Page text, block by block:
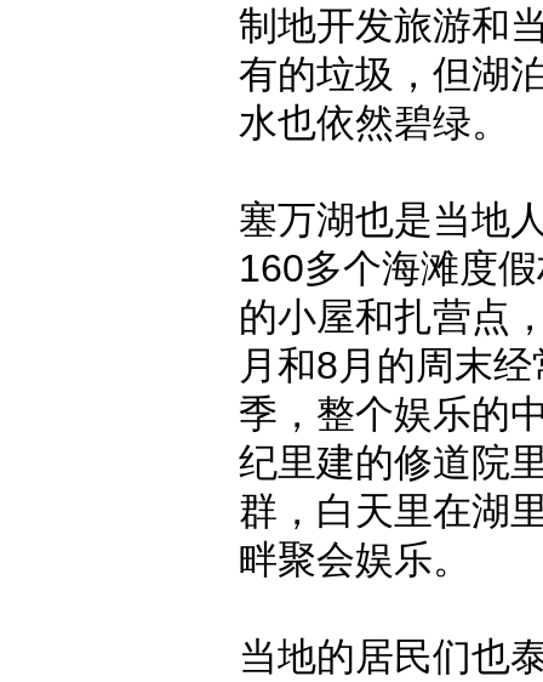
制地开发旅游和
有的垃圾，但湖
水也依然碧绿。
塞万湖也是当地
160多个海滩度
的小屋和扎营点
月和8月的周末
季，整个娱乐的
纪里建的修道院
群，白天里在湖
畔聚会娱乐。
当地的居民们也